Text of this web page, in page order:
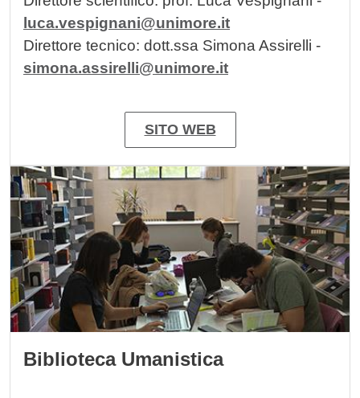
luca.vespignani@unimore.it
Direttore tecnico: dott.ssa Simona Assirelli -
simona.assirelli@unimore.it
SITO WEB
Image
Biblioteca Umanistica